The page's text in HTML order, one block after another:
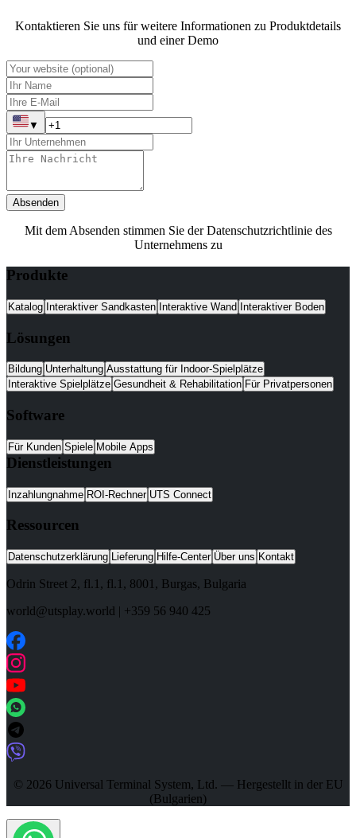
Kontaktieren Sie uns für weitere Informationen zu Produktdetails
und einer Demo
▼
Absenden
Mit dem Absenden stimmen Sie der Datenschutzrichtlinie des
Unternehmens zu
Produkte
Katalog Interaktiver Sandkasten Interaktive Wand Interaktiver Boden
Lösungen
Bildung Unterhaltung Ausstattung für Indoor-Spielplätze
Interaktive Spielplätze Gesundheit & Rehabilitation Für Privatpersonen
Software
Für Kunden Spiele Mobile Apps
Dienstleistungen
Inzahlungnahme ROI-Rechner UTS Connect
Ressourcen
Datenschutzerklärung Lieferung Hilfe-Center Über uns Kontakt
Odrin Street 2, fl.1 , fl.1, 8001 , Burgas, Bulgaria
world@utsplay.world | +359 56 940 425
© 2026 Universal Terminal System, Ltd. — Hergestellt in der EU
(Bulgarien)